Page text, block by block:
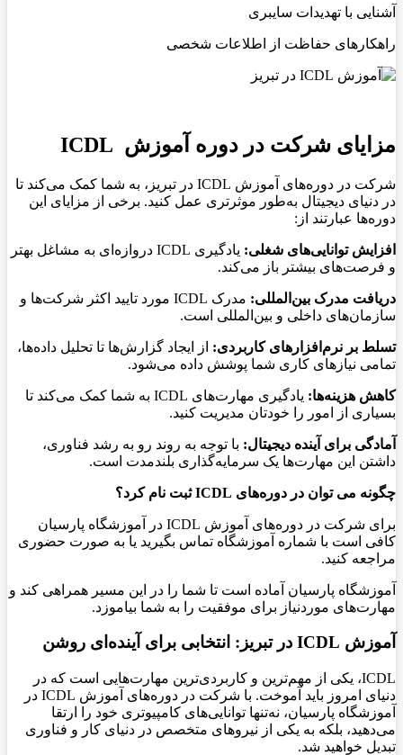
آشنایی با تهدیدات سایبری
راهکارهای حفاظت از اطلاعات شخصی
مزایای شرکت در دوره آموزش
شرکت در دوره‌های آموزش
ICDL در تبریز، به شما کمک می‌کند تا
در دنیای دیجیتال به‌طور موثرتری عمل کنید. برخی از مزایای این
دوره‌ها عبارتند از :
افزایش توانایی‌های شغلی: یادگیری
ICDL دروازه‌ای به مشاغل بهتر
و فرصت‌های بیشتر باز می‌کند.
دریافت مدرک بین‌المللی: مدرک
ICDL مورد تایید اکثر شرکت‌ها و
سازمان‌های داخلی و بین‌المللی است.
تسلط بر نرم‌افزارهای کاربردی: از ایجاد گزارش‌ها تا تحلیل داده‌ها،
تمامی نیازهای کاری شما پوشش داده می‌شود.
کاهش هزینه‌ها: یادگیری مهارت‌های
ICDL به شما کمک می‌کند تا
بسیاری از امور را خودتان مدیریت کنید.
آمادگی برای آینده دیجیتال: با توجه به روند رو به رشد فناوری،
داشتن این مهارت‌ها یک سرمایه‌گذاری بلندمدت است.
چگونه می ‌توان در دوره‌های ثبت ‌نام کرد؟
برای شرکت در دوره‌های آموزش
ICDL در آموزشگاه پارسیان
کافی است با شماره آموزشگاه تماس بگیرید یا به صورت حضوری
مراجعه کنید.
آموزشگاه پارسیان آماده است تا شما را در این مسیر همراهی کند و
مهارت‌های موردنیاز برای موفقیت را به شما بیاموزد.
آموزش ICDL در تبریز: انتخابی برای آینده‌ای روشن
ICDL، یکی از مهم‌ترین و کاربردی‌ترین مهارت‌هایی است که در
دنیای امروز باید آموخت. با شرکت در دوره‌های آموزش
ICDL در
آموزشگاه پارسیان، نه‌تنها توانایی‌های کامپیوتری خود را ارتقا
می‌دهید، بلکه به یکی از نیروهای متخصص در دنیای کار و فناوری
تبدیل خواهید شد.